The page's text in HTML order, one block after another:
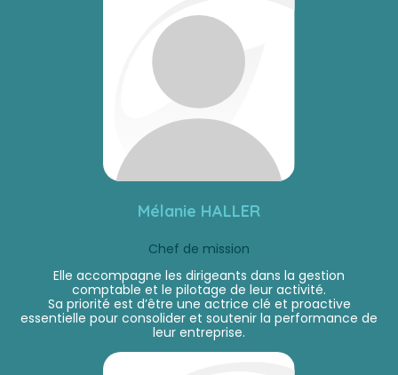
Mélanie HALLER
Chef de mission
Elle accompagne les dirigeants dans la gestion
comptable et le pilotage de leur activité.
Sa priorité est d’être une actrice clé et proactive
essentielle pour consolider et soutenir la performance de
leur entreprise.